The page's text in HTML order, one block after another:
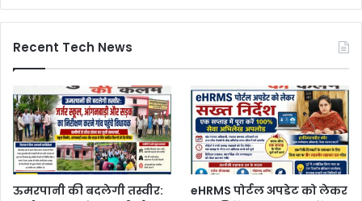
Recent Tech News
ऊमरपानी की बदलेगी तस्वीर:
eHRMS पोर्टल अपडेट को लेकर